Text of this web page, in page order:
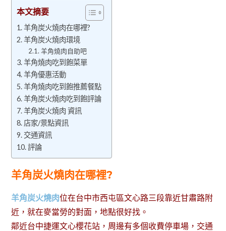
本文摘要
羊角炭火燒肉在哪裡?
羊角炭火燒肉環境
羊角燒肉自助吧
羊角燒肉吃到飽菜單
羊角優惠活動
羊角燒肉吃到飽推薦餐點
羊角炭火燒肉吃到飽評論
羊角炭火燒肉 資訊
店家/景點資訊
交通資訊
評論
羊角炭火燒肉在哪裡?
羊角炭火燒肉位在台中市西屯區文心路三段靠近甘肅路附
近，就在麥當勞的對面，地點很好找。
鄰近台中捷運文心櫻花站，周邊有多個收費停車場，交通